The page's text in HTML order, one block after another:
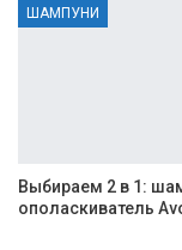
ШАМПУНИ
Выбираем 2 в 1:
ополаскиватель